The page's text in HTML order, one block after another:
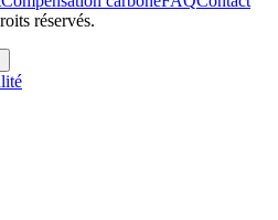
réservés.